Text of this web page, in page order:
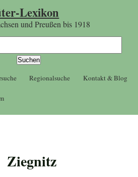
Lexikon
und Preußen bis 1918
Regionalsuche Kontakt & Blog
Ziegnitz